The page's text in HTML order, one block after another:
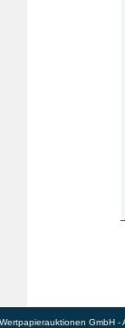
GmbH -